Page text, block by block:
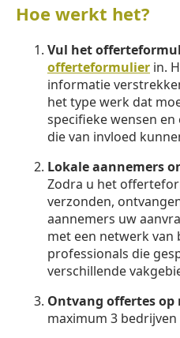
Hoe werkt het?
Vul het
offerteformulier in.
informatie
het type werk dat
specifieke wensen
die van invloed
Lokale aannemers
Zodra u het
verzonden,
aannemers uw
met een netwerk
professionals die
verschillende
Ontvang offertes op
maximum 3